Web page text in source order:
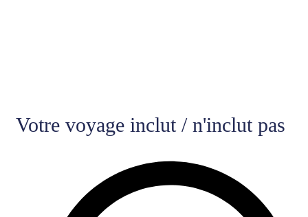
Votre voyage inclut / n'inclut pas